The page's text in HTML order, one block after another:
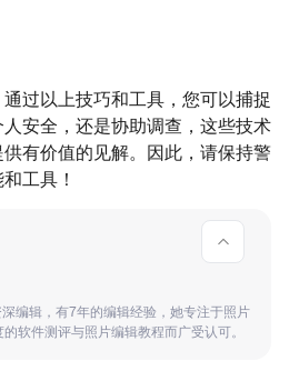
过以上技巧和工具，您可以捕捉
安全，还是协助调查，这些技术
有价值的见解。因此，请保持警
工具！
编辑，有7年的编辑经验，她专注于照片
软件测评与照片编辑教程而广受认可。